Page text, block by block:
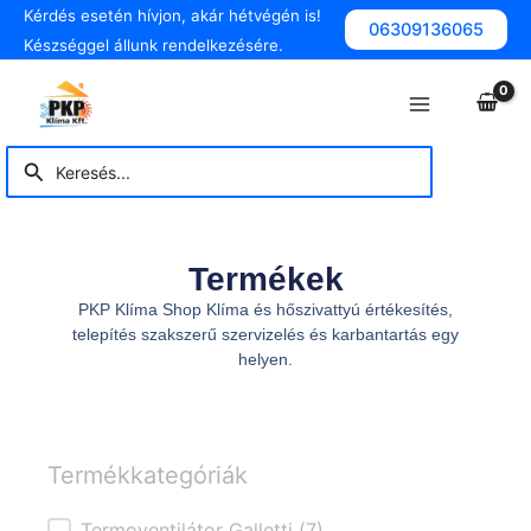
SkipKérdés esetén hívjon, akár hétvégén is!
Készséggel állunk rendelkezésére.
06309136065
for:
Search
Termékek
PKP Klíma Shop Klíma és hőszivattyú értékesítés,
telepítés szakszerű szervizelés és karbantartás egy
helyen.
Termékkategóriák